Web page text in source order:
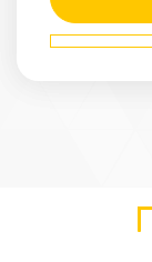
Маршрут
Бердск —